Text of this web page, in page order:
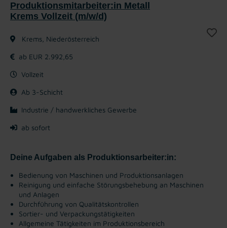
Produktionsmitarbeiter:in Metall
Krems Vollzeit (m/w/d)
Krems, Niederösterreich
ab EUR 2.992,65
Vollzeit
Ab 3-Schicht
Industrie / handwerkliches Gewerbe
ab sofort
Deine Aufgaben als Produktionsarbeiter:in:
Bedienung von Maschinen und Produktionsanlagen
Reinigung und einfache Störungsbehebung an Maschinen
und Anlagen
Durchführung von Qualitätskontrollen
Sortier- und Verpackungstätigkeiten
Allgemeine Tätigkeiten im Produktionsbereich